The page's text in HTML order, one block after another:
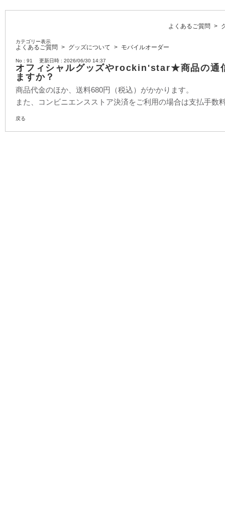
よくあるご質問 >
カテゴリー表示
よくあるご質問 > グッズについて > モバイルオーダー
No : 91 更新日時 : 2026/06/30 14:37
オフィシャルグッズやrockin'star★商品の通
ますか？
商品代金のほか、送料680円（税込）がかかります。
また、コンビニエンスストア決済をご利用の場合は支払手数
戻る